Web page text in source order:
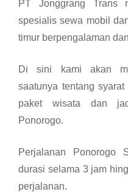
PT Jonggrang Trans
spesialis sewa mobil
timur berpengalaman
Di sini kami akan
saatunya tentang
paket wisata dan
Ponorogo.
Perjalanan Ponorogo
durasi selama 3 jam
perjalanan.